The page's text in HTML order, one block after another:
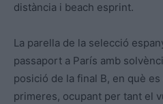
distància i beach esprint.
La parella de la selecció
passaport a París amb
posició de la final B, en què
primeres, ocupant per tant el